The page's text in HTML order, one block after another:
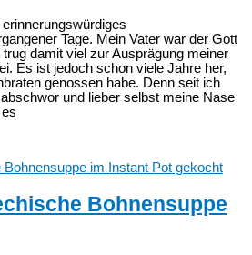
Tage. Mein Vater war der Gott
damit viel zur Ausprägung meiner
Es ist jedoch schon viele Jahre her,
genossen habe. Denn seit ich
und lieber selbst meine Nase
Bohnensuppe